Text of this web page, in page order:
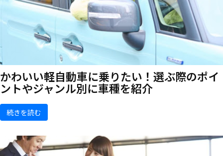
かわいい軽自動車に乗りたい！選ぶ際のポイ
ントやジャンル別に車種を紹介
続きを読む